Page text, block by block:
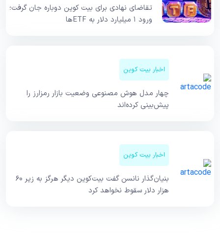
تقاضای نهادی برای بیت کوین دوباره جان گرفت؛
ورود ۱ میلیارد دلار به ETFها
اخبار بیت کوین
چهار مدل هوش مصنوعی وضعیت بازار رمزارز را
پیش‌بینی کرده‌اند
اخبار بیت کوین
بنیان‌گذار نانسن گفت بیت‌کوین دیگر هرگز به زیر ۶۰
هزار دلار سقوط نخواهد کرد